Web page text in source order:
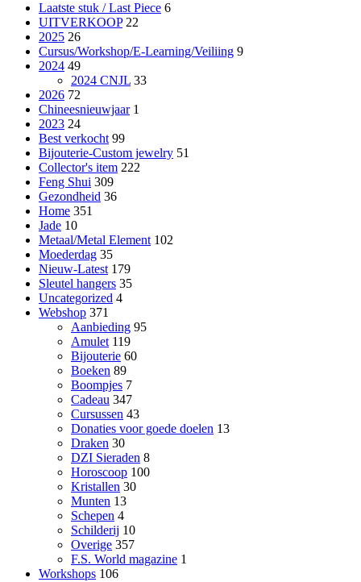
Laatste stuk / Last Piece 6
UITVERKOOP 22
2025 26
Cursus/Workshop/E-Learning/Veiliing 9
2024 49
2024 CNJL 33
2026 72
Chineesnieuwjaar 1
2023 24
Best verkocht 99
Bijouterie-Custom jewelry 51
Collector's item 222
Feng Shui 309
Gezondheid 36
Home 351
Jade 10
Metaal/Metal Element 102
Moederdag 35
Nieuw-Latest 179
Sleutel hangers 35
Uncategorized 4
Webshop 371
Aanbieding 95
Amulet 119
Bijouterie 60
Boeken 89
Boompjes 7
Cadeau 347
Cursussen 43
Donaties voor goede doelen 13
Draken 30
DZI Sieraden 8
Horoscoop 100
Kristallen 30
Munten 13
Schepen 4
Schilderij 10
Overige 357
F.S. World magazine 1
Workshops 106